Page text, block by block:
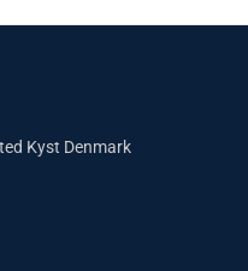
Kyst Denmark